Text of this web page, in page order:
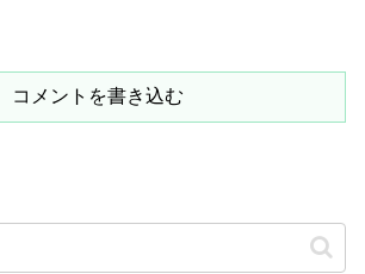
コメントを書き込む